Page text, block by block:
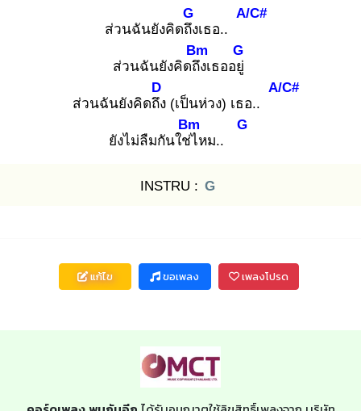
ส่วนฉันยังคิดถึง
G
เธอ..
A/C#
ส่วนฉันยังคิดถึง
Bm
เธออยู่
G
ส่วนฉันยังคิดถึง
D
(เป็นห่วง) เธอ..
A/C#
ยังไม่ลืมกันใช่ไ
Bm
หม..
G
INSTRU : G
แก้ไข ขอเพลง เพลงโปรด